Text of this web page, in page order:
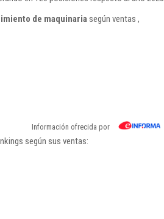
de maquinariasegún ventas ,
Información ofrecida por
según sus ventas: